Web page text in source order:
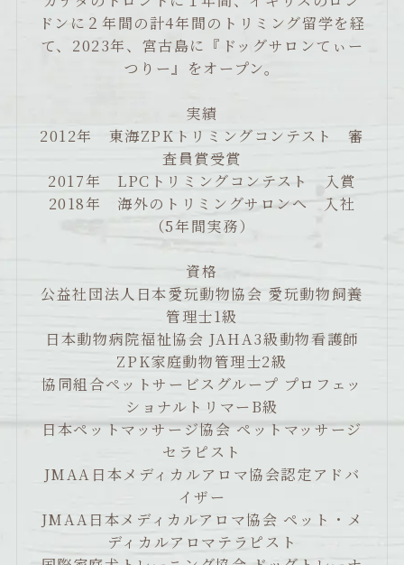
ドンに２年間の計4年間のトリミング留学を経
て、2023年、宮古島に『ドッグサロンてぃー
つりー』をオープン。
実績
2012年 東海ZPKトリミングコンテスト 審
査員賞受賞
2017年 LPCトリミングコンテスト 入賞
2018年 海外のトリミングサロンへ 入社
（5年間実務）
資格
公益社団法人日本愛玩動物協会 愛玩動物飼養
管理士1級
日本動物病院福祉協会 JAHA3級動物看護師
ZPK家庭動物管理士2級
協同組合ペットサービスグループ プロフェッ
ショナルトリマーB級
日本ペットマッサージ協会 ペットマッサージ
セラピスト
JMAA日本メディカルアロマ協会認定アドバ
イザー
JMAA日本メディカルアロマ協会 ペット・メ
ディカルアロマテラピスト